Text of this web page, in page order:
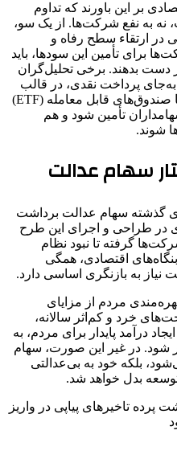
بر این باورند که تداوم
نه به نفع شرکت‌ها. از یک سو،
در ارتقاء سطح رفاه و
برای تأمین این سودها، باید
دست بدهند. برخی تحلیل‌گران
پرداخت نقدی، در قالب
سرمایه‌گذاری مجدد در شرکت‌ها یا صندوق‌های قابل معامله (ETF)
تأمین شود و هم
شوند.
سهام عدالت
گذشته سهام عدالت برداشت
در طراحی و اجرای این طرح
گرفته تا نبود نظام
اقتصادی، همگی
به بازنگری اساسی دارد.
مردم از مزایای
خرد و کم‌اثر سالانه،
درآمد پایدار برای مردم، به
شود. در غیر این صورت، سهام
بلکه خود به بی‌عدالتی
بدل خواهد شد.